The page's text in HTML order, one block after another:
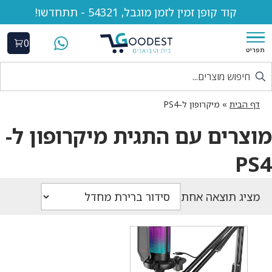
קוד קופן זמין לזמן מוגבל, 54321 - תתחדשו!
תפריט
0
דף הבית » מיקרופון ל-PS4
מוצרים עם התגית מיקרופון ל-
PS4
מציג תוצאה אחת